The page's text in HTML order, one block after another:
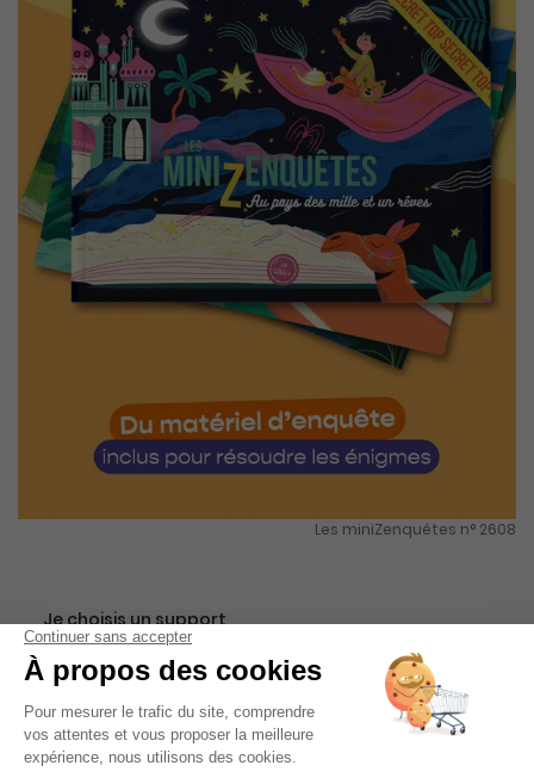
Les miniZenquêtes n° 2608
Je choisis un support
Papier
Je choisis une durée